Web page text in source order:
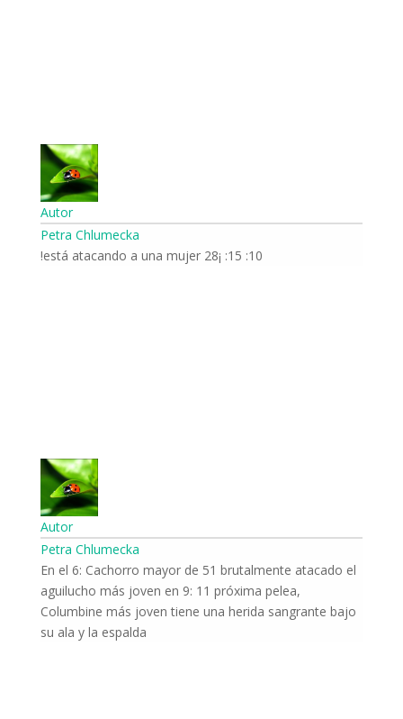
Autor
Petra Chlumecka
10: 15: ¡28 está atacando a una mujer!
Autor
Petra Chlumecka
En el 6: Cachorro mayor de 51 brutalmente atacado el
aguilucho más joven en 9: 11 próxima pelea,
Columbine más joven tiene una herida sangrante bajo
su ala y la espalda